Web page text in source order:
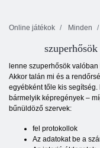
Online játékok Minden
lenne szuperhősök valóban
Akkor talán mi és a
egyébként tőle kis segítség.
bármelyik képregények –
bűnüldöző szervek:
fel protokollok
Az adatokat be a